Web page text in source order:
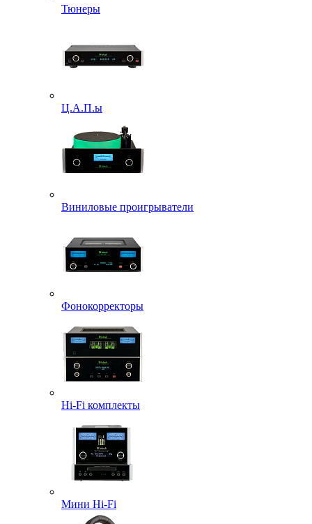
Тюнеры
Ц.А.П.ы
Виниловые проигрыватели
Фонокорректоры
Hi-Fi комплекты
Мини Hi-Fi